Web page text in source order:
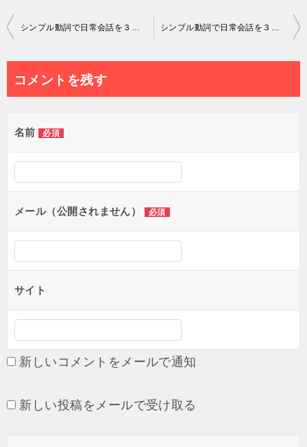
投
ナ
ビ
ゲ
シンプル動詞で日常会話を３か月以内にマスター第１０回目：中学生までに習った動詞でしゃべれるようになるシリーズ（feel） シンプル動詞で日常会話を３か月以内にマスター第１２回目：中学生までに習った動詞でしゃべれるようになるシリーズ（hear）
コメントを残す
名前 必須
メール（公開されません） 必須
サイト
新しいコメントをメールで通知
新しい投稿をメールで受け取る